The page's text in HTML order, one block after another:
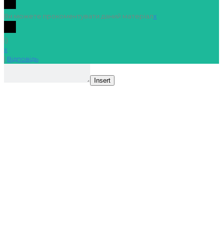
Ви можете прокоментувати даний матеріалx
()
x
| Відповідь
Insert